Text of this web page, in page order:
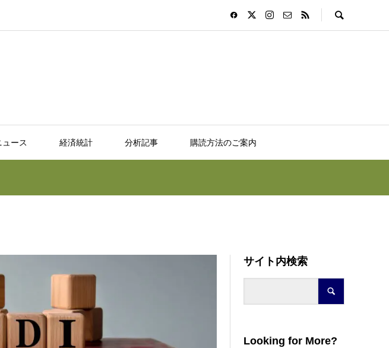
ュース 経済統計 分析記事 購読方法のご案内
サイト内検索
Looking for More?